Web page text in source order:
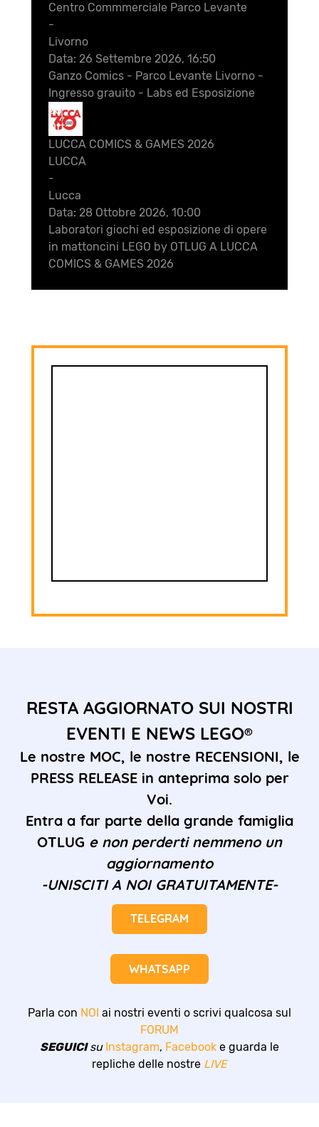
Centro Commmerciale Parco Levante
-
Livorno
Data: 26 Settembre 2026, 16:50
Ganzo Comics - Parco Levante Livorno -
Ingresso grauito - Labs ed Esposizione
28
Ott
LUCCA COMICS & GAMES 2026
LUCCA
-
Lucca
Data: 28 Ottobre 2026, 10:00
Laboratori giochi ed esposizione di opere
in mattoncini LEGO by OTLUG A LUCCA
COMICS & GAMES 2026
RESTA AGGIORNATO SUI NOSTRI
EVENTI E NEWS LEGO®
Le nostre MOC, le nostre RECENSIONI, le
PRESS RELEASE in anteprima solo per
Voi.
Entra a far parte della grande famiglia
OTLUG e non perderti nemmeno un
aggiornamento
-UNISCITI A NOI GRATUITAMENTE-
TELEGRAM
WHATSAPP
Parla con NOI ai nostri eventi o scrivi qualcosa sul
FORUM
SEGUICIsu Instagram, Facebook e guarda le
repliche delle nostre LIVE